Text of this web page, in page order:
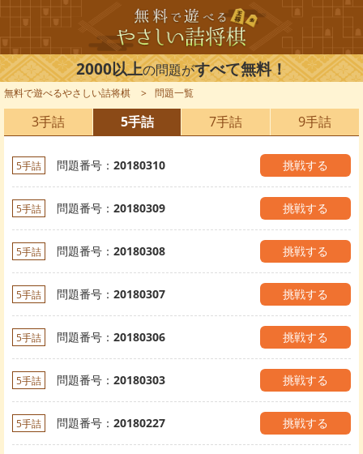
2000以上の問題がすべて無料！
無料で遊べるやさしい詰将棋 問題一覧
3手詰 5手詰 7手詰 9手詰
5手詰 問題番号： 20180310 挑戦する
5手詰 問題番号： 20180309 挑戦する
5手詰 問題番号： 20180308 挑戦する
5手詰 問題番号： 20180307 挑戦する
5手詰 問題番号： 20180306 挑戦する
5手詰 問題番号： 20180303 挑戦する
5手詰 問題番号： 20180227 挑戦する